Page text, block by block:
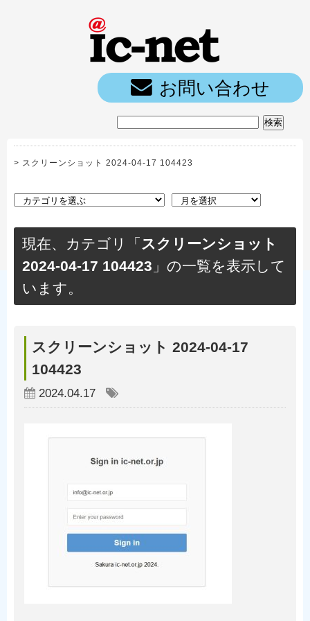
お問い合わせ
> スクリーンショット 2024-04-17 104423
現在、カテゴリ「 スクリーンショット
2024-04-17 104423 」の一覧を表示して
います。
スクリーンショット 2024-04-17
104423
2024.04.17